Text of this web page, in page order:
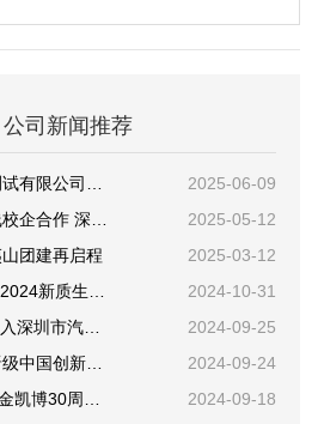
公司新闻推荐
2025-06-09
2025-05-12
团建再启程
2025-03-12
2024-10-31
2024-09-25
2024-09-24
2024-09-18